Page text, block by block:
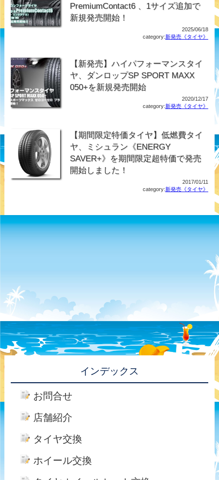
PremiumContact6 、1サイズ追加で
新規発売開始！
2025/06/18
category:新発売《タイヤ》
【新発売】ハイパフォーマンスタイ
ヤ、ダンロップSP SPORT MAXX
050+を新規発売開始
2020/12/17
category:新発売《タイヤ》
【期間限定特価タイヤ】低燃費タイ
ヤ、ミシュラン《ENERGY
SAVER+》を期間限定超特価で発売
開始しました！
2017/01/11
category:新発売《タイヤ》
インデックス
お問合せ
店舗紹介
タイヤ交換
ホイール交換